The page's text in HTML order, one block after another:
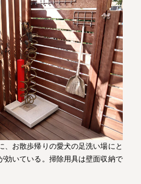
、お散歩帰りの愛犬の足洗い場にと
効いている。掃除用具は壁面収納で